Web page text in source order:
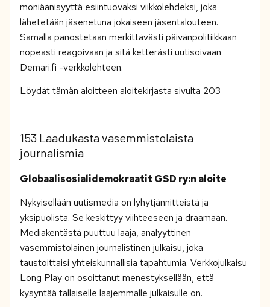
moniäänisyyttä esiintuovaksi viikkolehdeksi, joka
lähetetään jäsenetuna jokaiseen jäsentalouteen.
Samalla panostetaan merkittävästi päivänpolitiikkaan
nopeasti reagoivaan ja sitä ketterästi uutisoivaan
Demari.fi -verkkolehteen.
Löydät tämän aloitteen aloitekirjasta sivulta 203
153 Laadukasta vasemmistolaista
journalismia
Globaalisosialidemokraatit GSD ry:n aloite
Nykyisellään uutismedia on lyhytjännitteistä ja
yksipuolista. Se keskittyy viihteeseen ja draamaan.
Mediakentästä puuttuu laaja, analyyttinen
vasemmistolainen journalistinen julkaisu, joka
taustoittaisi yhteiskunnallisia tapahtumia. Verkkojulkaisu
Long Play on osoittanut menestyksellään, että
kysyntää tällaiselle laajemmalle julkaisulle on.